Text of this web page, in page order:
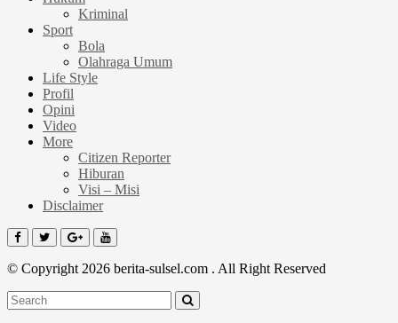
Kriminal
Sport
Bola
Olahraga Umum
Life Style
Profil
Opini
Video
More
Citizen Reporter
Hiburan
Visi – Misi
Disclaimer
© Copyright 2026 berita-sulsel.com . All Right Reserved